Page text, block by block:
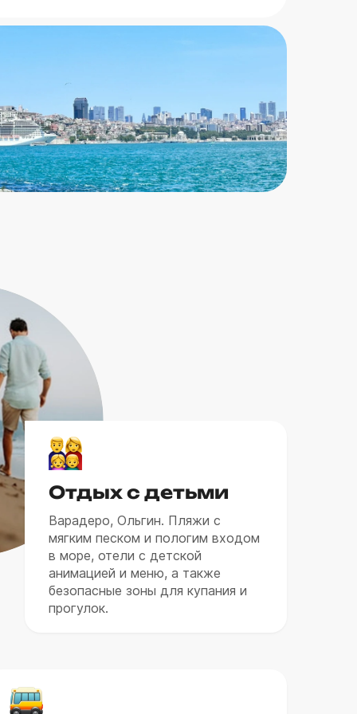
Отдых с детьми
Варадеро, Ольгин. Пляжи с
мягким песком и пологим входом
в море, отели с детской
анимацией и меню, а также
безопасные зоны для купания и
прогулок.